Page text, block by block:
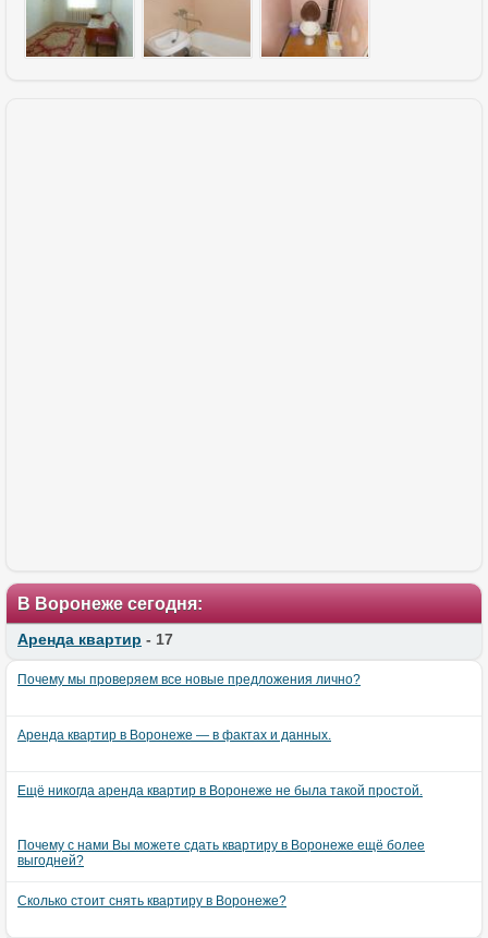
В Воронеже сегодня:
Аренда квартир - 17
Почему мы проверяем все новые предложения лично?
Аренда квартир в Воронеже — в фактах и данных.
Ещё никогда аренда квартир в Воронеже не была такой простой.
Почему с нами Вы можете сдать квартиру в Воронеже ещё более
выгодней?
Сколько стоит снять квартиру в Воронеже?